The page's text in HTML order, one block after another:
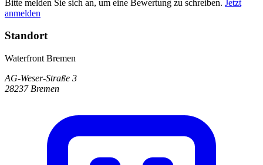
Bitte melden Sie sich an, um eine Bewertung zu schreiben. Jetzt
anmelden
Standort
Waterfront Bremen
AG-Weser-Straße 3
28237 Bremen